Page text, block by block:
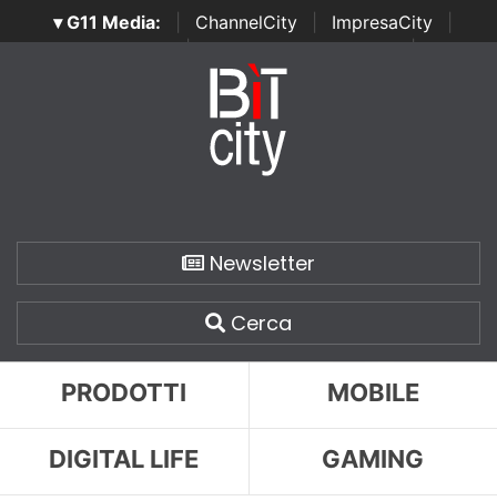
▾ G11 Media: ChannelCity ImpresaCity
SecurityOpenLab | Italian Channel Awards | Italian
Italian Security Awards
Newsletter
Cerca
PRODOTTI MOBILE
DIGITAL LIFE GAMING